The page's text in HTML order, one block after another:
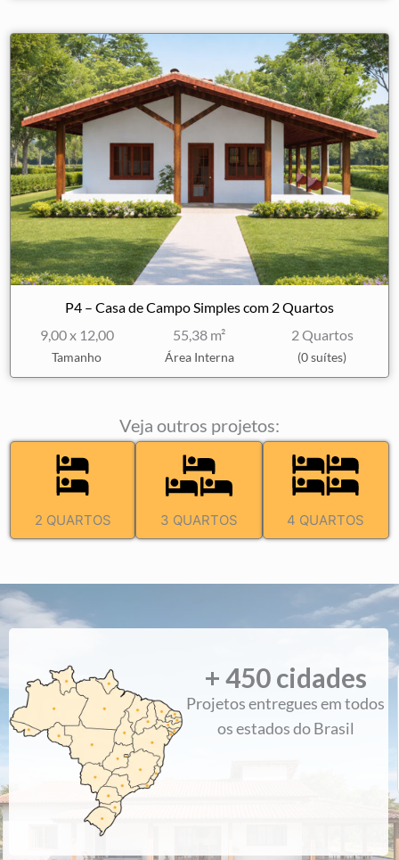
P4 – Casa de Campo Simples com 2 Quartos
9,00 x 12,00
Tamanho
55,38 m²
Área Interna
2 Quartos
(0 suítes)
Veja outros projetos:
2 QUARTOS 3 QUARTOS 4 QUARTOS
Projetos entregues em todos
os estados do Brasil
+ 450 cidades
"Parabéns pelo projeto e pela excelente prestação de
serviço. Já indiquei para alguns amigos que também
planejam construir."
Carlos | Nova Lima - Minas Gerais